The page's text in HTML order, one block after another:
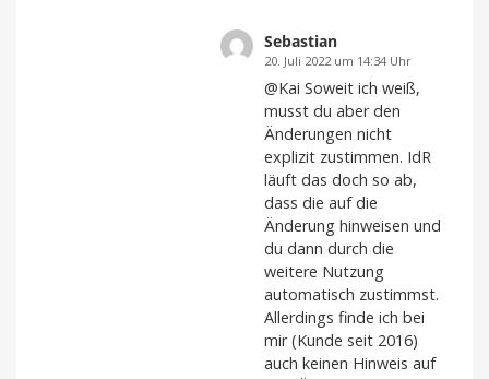
Sebastian
20. Juli 2022 um 14:34 Uhr
@Kai Soweit ich weiß,
musst du aber den
Änderungen nicht
explizit zustimmen. IdR
läuft das doch so ab,
dass die auf die
Änderung hinweisen und
du dann durch die
weitere Nutzung
automatisch zustimmst.
Allerdings finde ich bei
mir (Kunde seit 2016)
auch keinen Hinweis auf